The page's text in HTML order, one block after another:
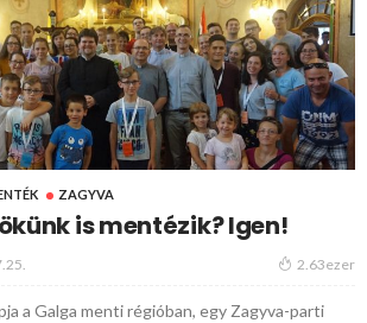
ZAGYVA
is mentézik? Igen!
2.63ezer
a Galga menti régióban, egy Zagyva-parti